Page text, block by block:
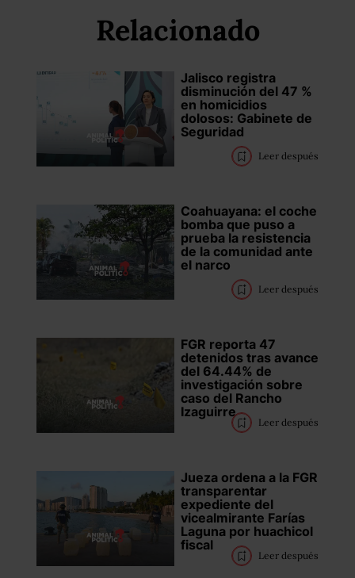
Relacionado
Jalisco registra
disminución del 47 %
en homicidios
dolosos: Gabinete de
Seguridad
Leer después
Coahuayana: el coche
bomba que puso a
prueba la resistencia
de la comunidad ante
el narco
Leer después
FGR reporta 47
detenidos tras avance
del 64.44% de
investigación sobre
caso del Rancho
Izaguirre
Leer después
Jueza ordena a la FGR
transparentar
expediente del
vicealmirante Farías
Laguna por huachicol
fiscal
Leer después